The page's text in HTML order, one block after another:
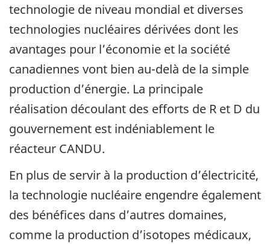
technologie de niveau mondial et diverses
technologies nucléaires dérivées dont les
avantages pour l’économie et la société
canadiennes vont bien au-delà de la simple
production d’énergie. La principale
réalisation découlant des efforts de R et D du
gouvernement est indéniablement le
réacteur CANDU.
En plus de servir à la production d’électricité,
la technologie nucléaire engendre également
des bénéfices dans d’autres domaines,
comme la production d’isotopes médicaux,